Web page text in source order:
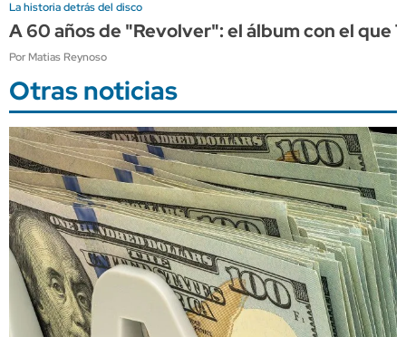
La historia detrás del disco
A 60 años de "Revolver": el álbum con el que
Por Matias Reynoso
Otras noticias